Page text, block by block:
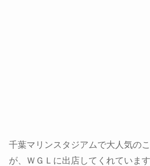
千葉マリンスタジアムで大人気の
が、ＷＧＬに出店してくれていま